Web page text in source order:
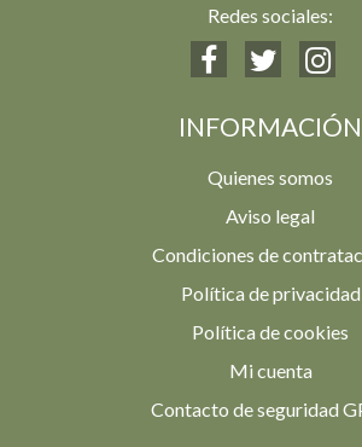
Redes sociales:
INFORMACIÓN
Quienes somos
Aviso legal
Condiciones de
Política de privacidad
Política de cookies
Mi cuenta
Contacto de seguridad